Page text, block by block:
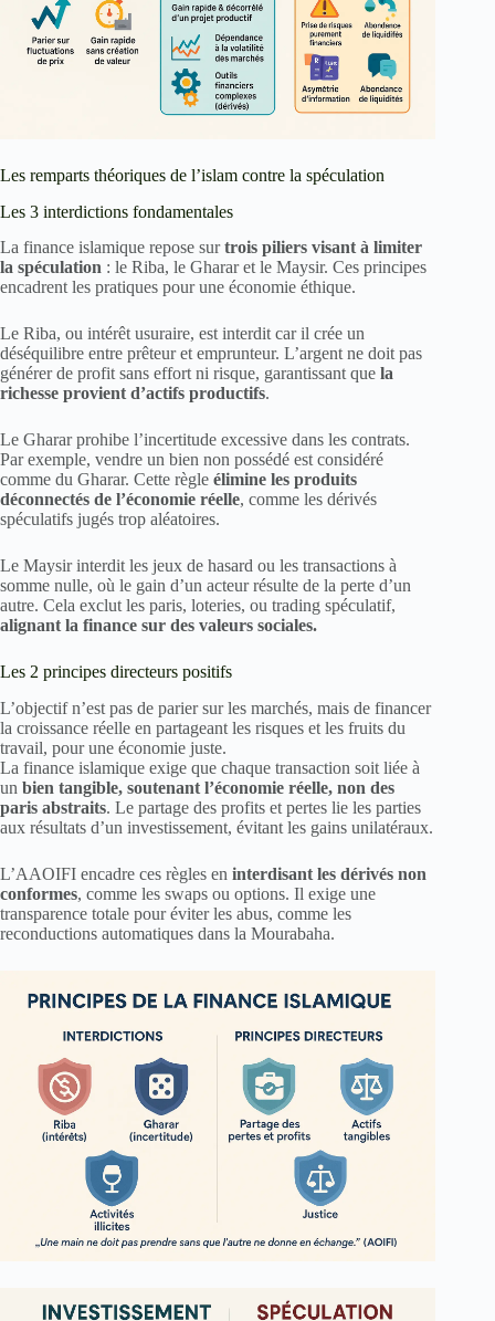
Les remparts théoriques de l’islam contre la spéculation
Les 3 interdictions fondamentales
La finance islamique repose surtrois piliers visant à limiter
la spéculation : le Riba, le Gharar et le Maysir. Ces principes
encadrent les pratiques pour une économie éthique.
Le Riba, ou intérêt usuraire, est interdit car il crée un
déséquilibre entre prêteur et emprunteur. L’argent ne doit pas
générer de profit sans effort ni risque, garantissant que la
richesse provient d’actifs productifs.
Le Gharar prohibe l’incertitude excessive dans les contrats.
Par exemple, vendre un bien non possédé est considéré
comme du Gharar. Cette règle élimine les produits
déconnectés de l’économie réelle, comme les dérivés
spéculatifs jugés trop aléatoires.
Le Maysir interdit les jeux de hasard ou les transactions à
somme nulle, où le gain d’un acteur résulte de la perte d’un
autre. Cela exclut les paris, loteries, ou trading spéculatif,
alignant la finance sur des valeurs sociales.
Les 2 principes directeurs positifs
L’objectif n’est pas de parier sur les marchés, mais de financer
la croissance réelle en partageant les risques et les fruits du
travail, pour une économie juste.
La finance islamique exige que chaque transaction soit liée à
un bien tangible, soutenant l’économie réelle, non des
paris abstraits. Le partage des profits et pertes lie les parties
aux résultats d’un investissement, évitant les gains unilatéraux.
L’AAOIFI encadre ces règles en interdisant les dérivés non
conformes, comme les swaps ou options. Il exige une
transparence totale pour éviter les abus, comme les
reconductions automatiques dans la Mourabaha.